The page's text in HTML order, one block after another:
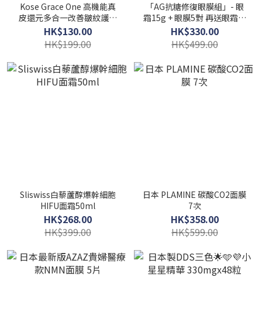
Kose Grace One 高機能真
皮還元多合一改善皺紋護理
面膜 7套 (美容液 1.5g x 7支
+ 面膜 16.4ml x 7片)
HK$130.00
HK$199.00
「AG抗糖修復眼膜組」- 眼
霜15g + 眼膜5對 再送眼霜旅
行裝3ml
HK$330.00
HK$499.00
Sliswiss白藜蘆醇爆幹細胞
HIFU面霜50ml
HK$268.00
HK$399.00
日本 PLAMINE 碳酸CO2面膜
7次
HK$358.00
HK$599.00